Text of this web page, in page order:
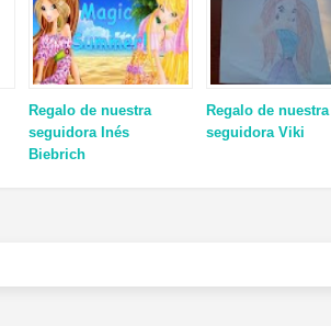
Regalo de nuestra
seguidora Inés
Biebrich
Regalo de nuestra
seguidora Viki